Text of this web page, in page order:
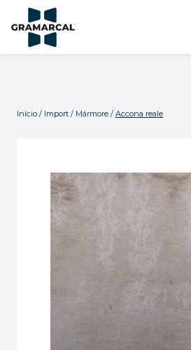
Início / Import / Mármore / Accona reale